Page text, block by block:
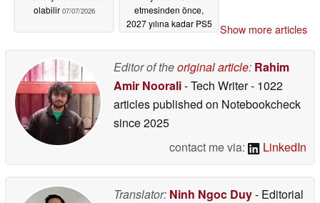
olabilir 07/07/2026
etmesinden önce,
2027 yılına kadar PS5
Show more articles
Editor of theoriginal article: Rahim
Amir Noorali- Tech Writer- 1022
articles published on Notebookcheck
since 2025
contact me via:
LinkedIn
Translator: Ninh Ngoc Duy- Editorial